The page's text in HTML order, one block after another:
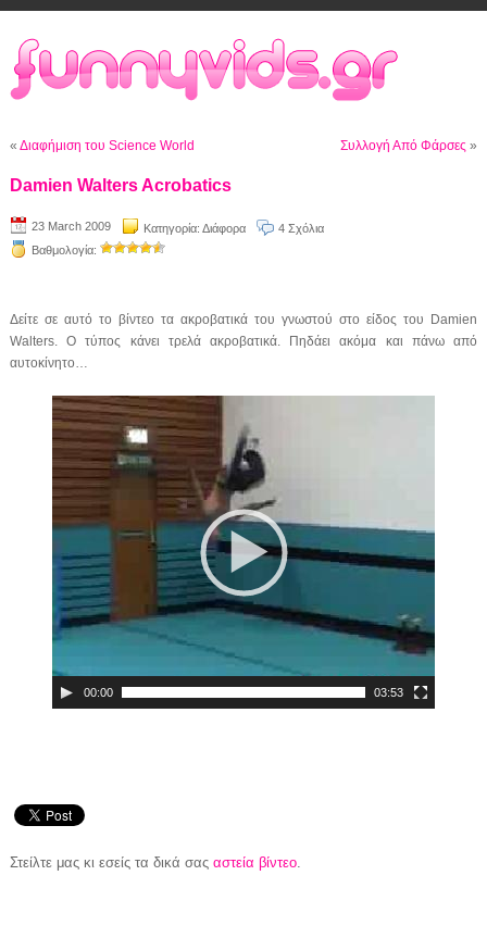
« Διαφήμιση του Science World Συλλογή Από Φάρσες »
Damien Walters Acrobatics
23 March 2009 Κατηγορία: Διάφορα
4 Σχόλια
Βαθμολογία:
Δείτε σε αυτό το βίντεο τα ακροβατικά του γνωστού στο είδος του Damien
Walters. Ο τύπος κάνει τρελά ακροβατικά. Πηδάει ακόμα και πάνω από
αυτοκίνητο…
Video
Player
00:00 03:53
Στείλτε μας κι εσείς τα δικά σας αστεία βίντεο.